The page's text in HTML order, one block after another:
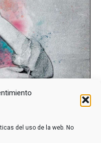
del uso de la web. No